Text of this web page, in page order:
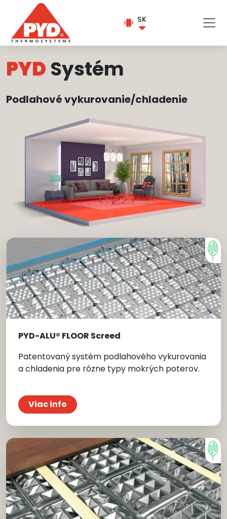
SK
PYD Systém
Podlahové vykurovanie/chladenie
PYD-ALU® FLOOR Screed
Patentovaný systém podlahového vykurovania
a chladenia pre rôzne typy mokrých poterov.
Viac info